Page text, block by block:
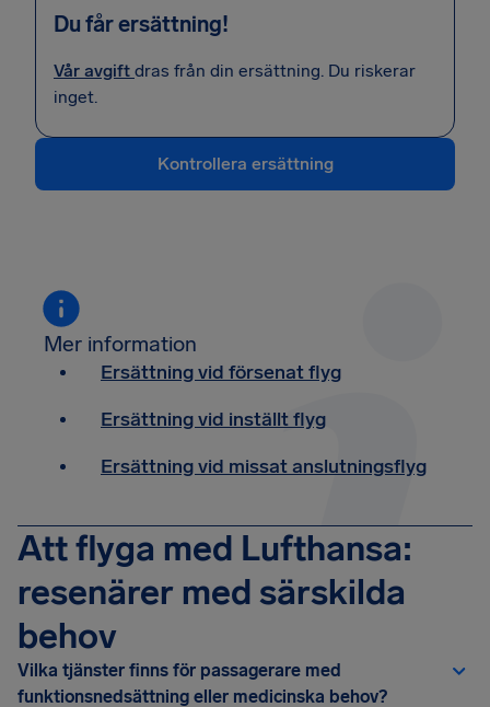
Du får ersättning!
Vår avgift dras från din ersättning. Du riskerar
inget.
Kontrollera ersättning
Mer information
Ersättning vid försenat flyg
Ersättning vid inställt flyg
Ersättning vid missat anslutningsflyg
Att flyga med Lufthansa:
resenärer med särskilda
behov
Vilka tjänster finns för passagerare med
funktionsnedsättning eller medicinska behov?